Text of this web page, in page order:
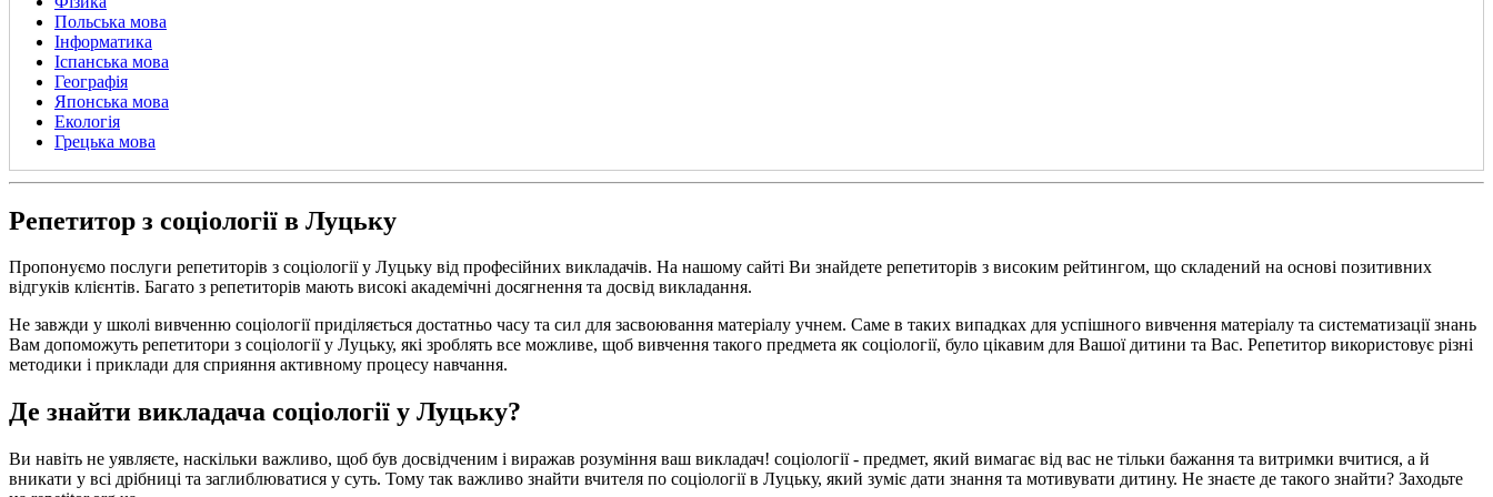
Польська мова
Інформатика
Іспанська мова
Географія
Японська мова
Екологія
Грецька мова
Репетитор з соціології в Луцьку
Пропонуємо послуги репетиторів з соціології у Луцьку від професійних викладачів. На нашому сайті Ви знайдете репетиторів з високим рейтингом, що складений на основі позитивних
відгуків клієнтів. Багато з репетиторів мають високі академічні досягнення та досвід викладання.
Не завжди у школі вивченню соціології приділяється достатньо часу та сил для засвоювання матеріалу учнем. Саме в таких випадках для успішного вивчення матеріалу та систематизації знань
Вам допоможуть репетитори з соціології у Луцьку, які зроблять все можливе, щоб вивчення такого предмета як соціології, було цікавим для Вашої дитини та Вас. Репетитор використовує різні
методики і приклади для сприяння активному процесу навчання.
Де знайти викладача соціології у Луцьку?
Ви навіть не уявляєте, наскільки важливо, щоб був досвідченим і виражав розуміння ваш викладач! соціології - предмет, який вимагає від вас не тільки бажання та витримки вчитися, а й
вникати у всі дрібниці та заглиблюватися у суть. Тому так важливо знайти вчителя по соціології в Луцьку, який зуміє дати знання та мотивувати дитину. Не знаєте де такого знайти? Заходьте